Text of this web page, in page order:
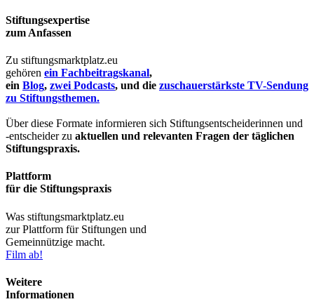
Stiftungsexpertise
zum Anfassen
Zu stiftungsmarktplatz.eu
gehören ein Fachbeitragskanal,
ein Blog, zwei Podcasts, und die zuschauerstärkste TV-Sendung
zu Stiftungsthemen.
Über diese Formate informieren sich Stiftungsentscheiderinnen und
-entscheider zu aktuellen und relevanten Fragen der täglichen
Stiftungspraxis.
Plattform
für die Stiftungspraxis
Was stiftungsmarktplatz.eu
zur Plattform für Stiftungen und
Gemeinnützige macht.
Film ab!
Weitere
Informationen